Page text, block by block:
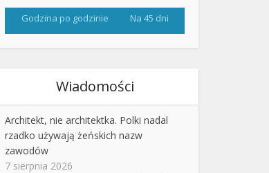
Godzina po godzinie Na 45 dni
Wiadomości
Architekt, nie architektka. Polki nadal
rzadko używają żeńskich nazw
zawodów
7 sierpnia 2026